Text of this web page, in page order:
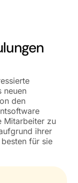
neuen
den
Mitarbeiter zu
ihrer
für sie